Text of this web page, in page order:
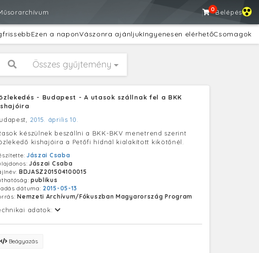
0Belépés
Ezen a naponVászonra ajánljukIngyenesen elérhetőCsomagok
Összes gyűjtemény
- Budapest - A utasok szállnak fel a BKK
2015. április 10.
készülnek beszállni a BKK-BKV menetrend szerint
kishajóira a Petőfi hídnál kialakított kikötőnél.
Jászai Csaba
Jászai Csaba
BDJASZ201504100015
publikus
dátuma: 2015-05-13
Nemzeti Archívum/Fókuszban Magyarország Program
adatok:
Beágyazás